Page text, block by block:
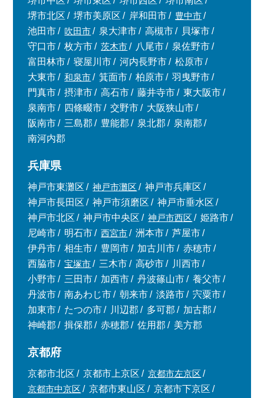
堺市北区
堺市美原区 岸和田市
豊中市
池田市
吹田市 泉大津市 高槻市
貝塚市
守口市
枚方市 茨木市 八尾市
泉佐野市
富田林市
寝屋川市 河内長野市
松原市
大東市
和泉市 箕面市 柏原市
羽曳野市
門真市
摂津市 高石市 藤井寺市
東大阪市
泉南市
四條畷市 交野市
大阪狭山市
阪南市
三島郡 豊能郡 泉北郡
泉南郡
南河内郡
兵庫県
神戸市東灘区 神戸市灘区
神戸市兵庫区
神戸市長田区
神戸市須磨区
神戸市垂水区
神戸市北区
神戸市中央区 神戸市西区
姫路市
尼崎市
明石市 西宮市 洲本市
芦屋市
伊丹市
相生市 豊岡市 加古川市
赤穂市
西脇市
宝塚市 三木市 高砂市
川西市
小野市
三田市 加西市 丹波篠山市
養父市
丹波市
南あわじ市 朝来市 淡路市
宍粟市
加東市
たつの市 川辺郡 多可郡
加古郡
神崎郡
揖保郡 赤穂郡 佐用郡 美方郡
京都府
京都市北区 京都市上京区
京都市左京区
京都市中京区
京都市東山区
京都市下京区